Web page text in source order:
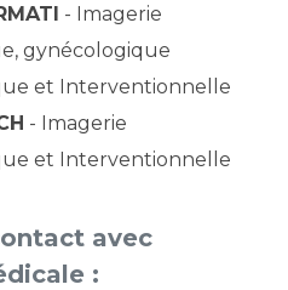
- Imagerie
gynécologique
et Interventionnelle
- Imagerie
et Interventionnelle
avec
: